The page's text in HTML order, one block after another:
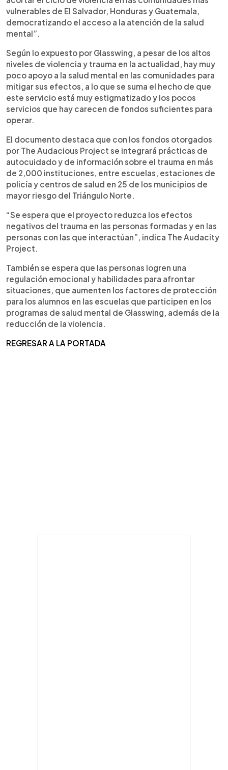
vulnerables de El Salvador, Honduras y Guatemala,
democratizando el acceso a la atención de la salud
mental”.
Según lo expuesto por Glasswing, a pesar de los altos
niveles de violencia y trauma en la actualidad, hay muy
poco apoyo a la salud mental en las comunidades para
mitigar sus efectos, a lo que se suma el hecho de que
este servicio está muy estigmatizado y los pocos
servicios que hay carecen de fondos suficientes para
operar.
El documento destaca que con los fondos otorgados
por The Audacious Project se integrará prácticas de
autocuidado y de información sobre el trauma en más
de 2,000 instituciones, entre escuelas, estaciones de
policía y centros de salud en 25 de los municipios de
mayor riesgo del Triángulo Norte.
“Se espera que el proyecto reduzca los efectos
negativos del trauma en las personas formadas y en las
personas con las que interactúan”, indica The Audacity
Project.
También se espera que las personas logren una
regulación emocional y habilidades para afrontar
situaciones, que aumenten los factores de protección
para los alumnos en las escuelas que participen en los
programas de salud mental de Glasswing, además de la
reducción de la violencia.
REGRESAR A LA PORTADA